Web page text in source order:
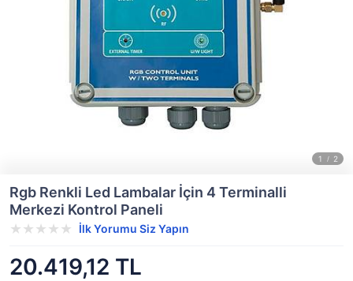
Rgb Renkli Led Lambalar İçin 4 Terminalli
Merkezi Kontrol Paneli
İlk Yorumu Siz Yapın
20.419,12 TL